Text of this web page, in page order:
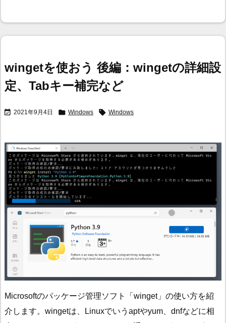
wingetを使おう 後編：wingetの詳細設
定、Tabキー補完など
 2021年9月4日  Windows  Windows
Microsoftのパッケージ管理ソフト「winget」の使い方を紹
介します。wingetは、Linuxでいうaptやyum、dnfなどに相